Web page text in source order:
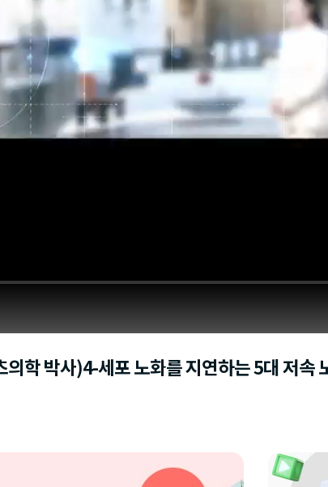
학 박사)4-세포 노화를 지연하는 5대 저속